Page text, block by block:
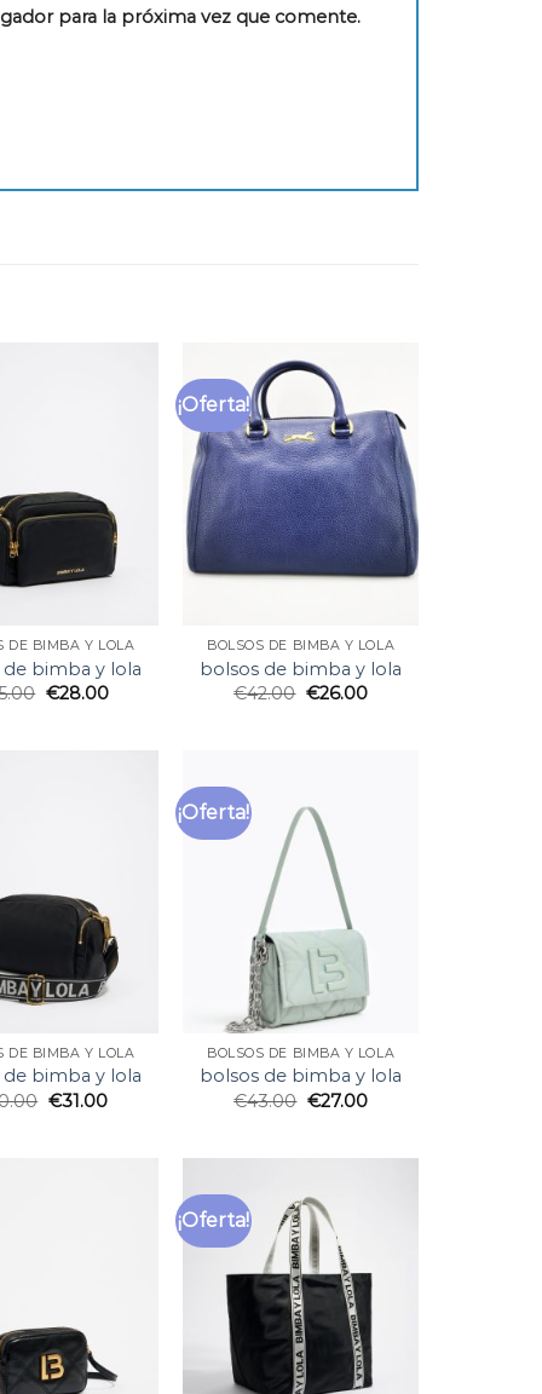
para la próxima vez que comente.
DE BIMBA Y LOLA
de bimba y lola
€28.00
¡Oferta!
BOLSOS DE BIMBA Y LOLA
bolsos de bimba y lola
€42.00 €26.00
DE BIMBA Y LOLA
de bimba y lola
€31.00
¡Oferta!
BOLSOS DE BIMBA Y LOLA
bolsos de bimba y lola
€43.00 €27.00
¡Oferta!